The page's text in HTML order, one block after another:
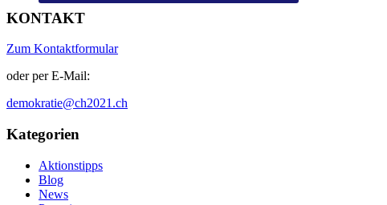
KONTAKT
Zum Kontaktformular
oder per E-Mail:
demokratie@ch2021.ch
Kategorien
Aktionstipps
Blog
News